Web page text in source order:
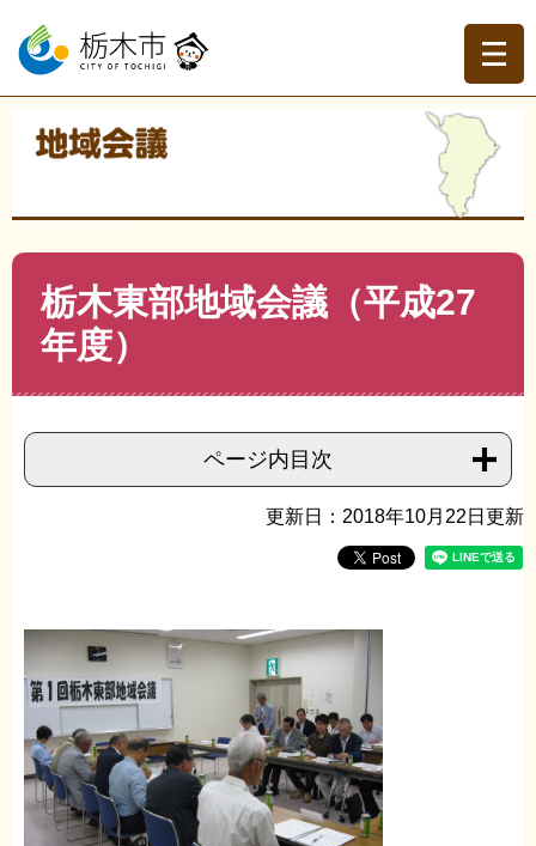
ー
の
ニ
ー
て
本
現在地
地域づく
栃木東部地域会議（平
成27年度）
栃木東部地域会議（平成27
年度）
ページ内目次
更新日：2018年10月22日更新